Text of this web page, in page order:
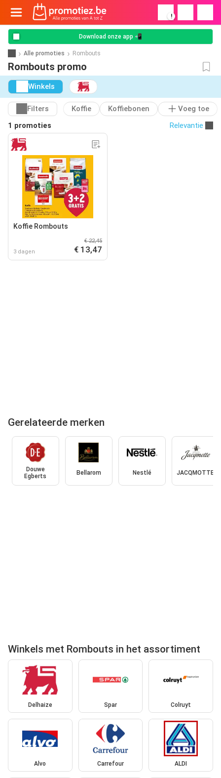
!
Download onze app 📲
Alle promoties Rombouts
Rombouts promo
Winkels
Filters Koffie Koffiebonen
Voeg toe
1 promoties
Relevantie
Koffie Rombouts
3 dagen
€ 22,45
€ 13,47
Gerelateerde merken
Douwe
Egberts
Bellarom Nestlé JACQMOTTE
Winkels met Rombouts in het assortiment
Delhaize Spar Colruyt
Alvo Carrefour ALDI